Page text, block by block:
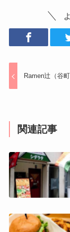
Ramen辻（谷町
関連記事